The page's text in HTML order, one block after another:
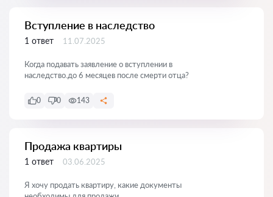
Вступление в наследство
1 ответ 11.07.2025
Когда подавать заявление о вступлении в
наследство.до 6 месяцев после смерти отца?
0 0 143
Продажа квартиры
1 ответ 03.06.2025
Я хочу продать квартиру, какие документы